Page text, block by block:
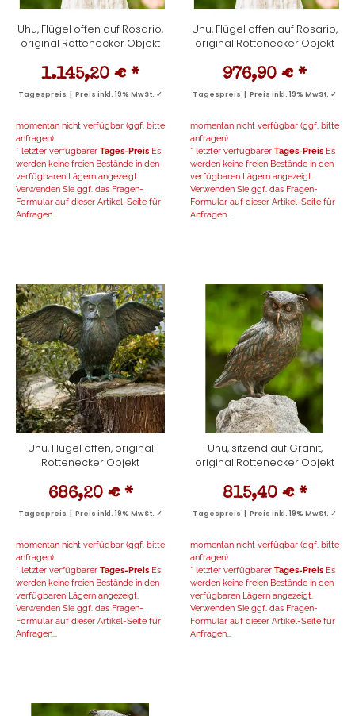
Uhu, Flügel offen auf Rosario,
original Rottenecker Objekt
1.145,20 € *
Tagespreis | Preis inkl. 19% MwSt. ✓
momentan nicht verfügbar (ggf. bitte
anfragen)
* letzter verfügbarer Tages-Preis Es
werden keine freien Bestände in den
verfügbaren Lägern angezeigt.
Verwenden Sie ggf. das Fragen-
Formular auf dieser Artikel-Seite für
Anfragen...
Uhu, Flügel offen auf Rosario,
original Rottenecker Objekt
976,90 € *
Tagespreis | Preis inkl. 19% MwSt. ✓
momentan nicht verfügbar (ggf. bitte
anfragen)
* letzter verfügbarer Tages-Preis Es
werden keine freien Bestände in den
verfügbaren Lägern angezeigt.
Verwenden Sie ggf. das Fragen-
Formular auf dieser Artikel-Seite für
Anfragen...
Uhu, Flügel offen, original
Rottenecker Objekt
686,20 € *
Tagespreis | Preis inkl. 19% MwSt. ✓
momentan nicht verfügbar (ggf. bitte
anfragen)
* letzter verfügbarer Tages-Preis Es
werden keine freien Bestände in den
verfügbaren Lägern angezeigt.
Verwenden Sie ggf. das Fragen-
Formular auf dieser Artikel-Seite für
Anfragen...
Uhu, sitzend auf Granit,
original Rottenecker Objekt
815,40 € *
Tagespreis | Preis inkl. 19% MwSt. ✓
momentan nicht verfügbar (ggf. bitte
anfragen)
* letzter verfügbarer Tages-Preis Es
werden keine freien Bestände in den
verfügbaren Lägern angezeigt.
Verwenden Sie ggf. das Fragen-
Formular auf dieser Artikel-Seite für
Anfragen...